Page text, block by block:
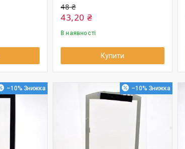
48 ₴
43,20 ₴
В наявності
Купити
–10% –10%